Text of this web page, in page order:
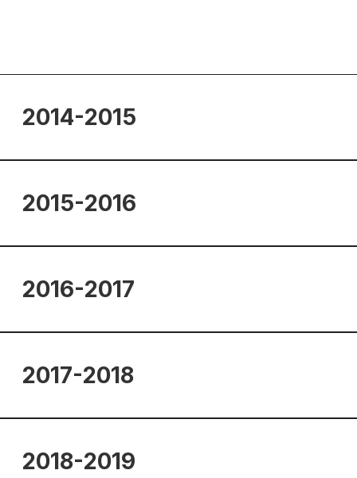
2014-2015
2015-2016
2016-2017
2017-2018
2018-2019